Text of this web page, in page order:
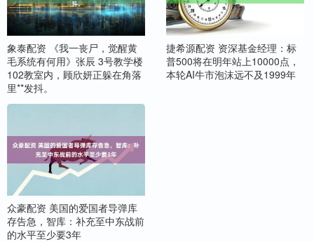
象泰配资 《我一丧尸，觉醒黄
毛系统有何用》张辰 3号教学楼
102教室内，顾欣妍正躲在角落
里**发抖。
捷希源配资 资深基金经理：标
普500将在明年站上10000点，
本轮AI牛市泡沫远不及1999年
众豪配资 美国的爱国者导弹库
存告急，智库：补充至中东战前
的水平至少要3年